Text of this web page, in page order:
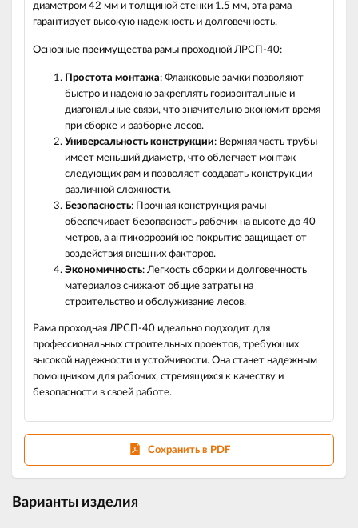
диаметром 42 мм и толщиной стенки 1.5 мм, эта рама
гарантирует высокую надежность и долговечность.
Основные преимущества рамы проходной ЛРСП-40:
Простота монтажа: Флажковые замки позволяют
быстро и надежно закреплять горизонтальные и
диагональные связи, что значительно экономит время
при сборке и разборке лесов.
Универсальность конструкции: Верхняя часть трубы
имеет меньший диаметр, что облегчает монтаж
следующих рам и позволяет создавать конструкции
различной сложности.
Безопасность: Прочная конструкция рамы
обеспечивает безопасность рабочих на высоте до 40
метров, а антикоррозийное покрытие защищает от
воздействия внешних факторов.
Экономичность: Легкость сборки и долговечность
материалов снижают общие затраты на
строительство и обслуживание лесов.
Рама проходная ЛРСП-40 идеально подходит для
профессиональных строительных проектов, требующих
высокой надежности и устойчивости. Она станет надежным
помощником для рабочих, стремящихся к качеству и
безопасности в своей работе.
Сохранить в PDF
Варианты изделия